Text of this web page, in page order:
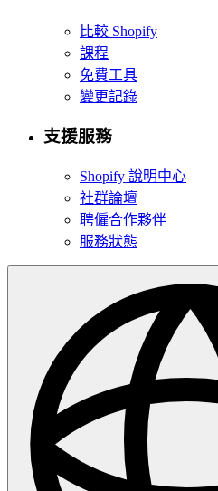
比較 Shopify
課程
免費工具
變更記錄
支援服務
Shopify 說明中心
社群論壇
聘僱合作夥伴
服務狀態